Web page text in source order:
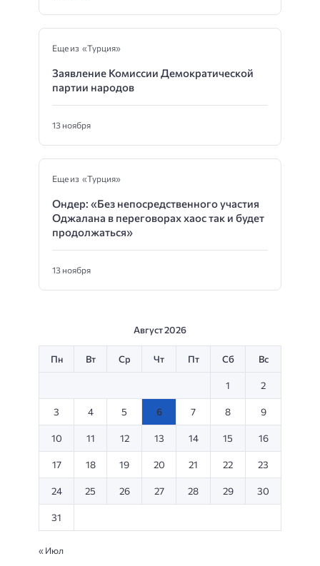
Еще из «Турция»
Заявление Комиссии Демократической
партии народов
13 ноября
Еще из «Турция»
Ондер: «Без непосредственного участия
Оджалана в переговорах хаос так и будет
продолжаться»
13 ноября
Август 2026
Пн Вт Ср Чт Пт Сб Вс
1 2
3 4 5 6 7 8 9
10 11 12 13 14 15 16
17 18 19 20 21 22 23
24 25 26 27 28 29 30
31
« Июл